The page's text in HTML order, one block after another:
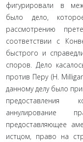
фигурировали в
было дело,
рассмотре­нию
соответствии с
быстрого и
споров. Дело
против Перу (H.
данному делу было
предоставления
аннулирование
предоставляю­щее
истцом, право на